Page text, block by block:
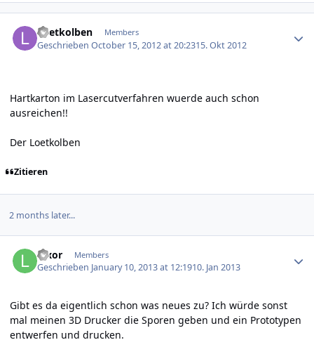
Loetkolben Members
GeschriebenOctober 15, 2012 at 20:2315. Okt 2012
Hartkarton im Lasercutverfahren wuerde auch schon
ausreichen!!
Der Loetkolben
Zitieren
2 months later...
luxor Members
Geschrieben January 10, 2013 at 12:1910. Jan 2013
Gibt es da eigentlich schon was neues zu? Ich würde sonst
mal meinen 3D Drucker die Sporen geben und ein Prototypen
entwerfen und drucken.